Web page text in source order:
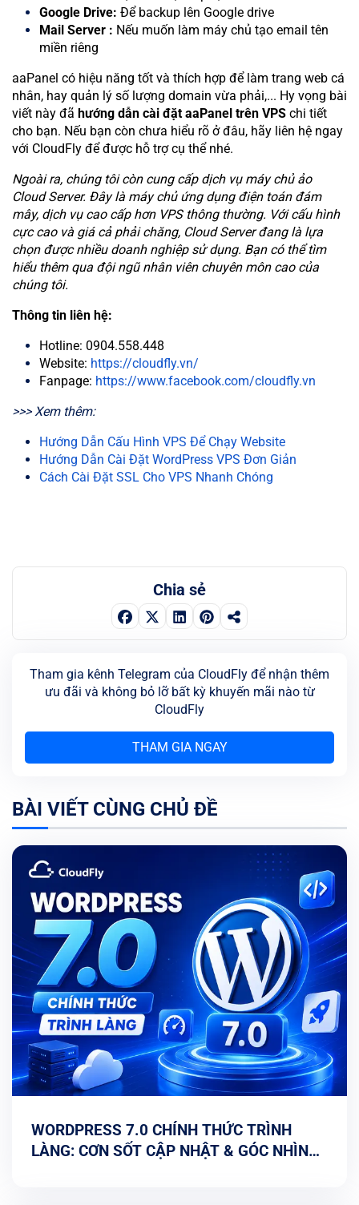
Google Drive: Để backup lên Google drive
Mail Server : Nếu muốn làm máy chủ tạo email tên
miền riêng
aaPanel có hiệu năng tốt và thích hợp để làm trang web cá
nhân, hay quản lý số lượng domain vừa phải,... Hy vọng bài
viết này đã hướng dẫn cài đặt aaPanel trên VPS chi tiết
cho bạn. Nếu bạn còn chưa hiểu rõ ở đâu, hãy liên hệ ngay
với CloudFly để được hỗ trợ cụ thể nhé.
Ngoài ra, chúng tôi còn cung cấp dịch vụ máy chủ ảo
Cloud Server. Đây là máy chủ ứng dụng điện toán đám
mây, dịch vụ cao cấp hơn VPS thông thường. Với cấu hình
cực cao và giá cả phải chăng, Cloud Server đang là lựa
chọn được nhiều doanh nghiệp sử dụng. Bạn có thể tìm
hiểu thêm qua đội ngũ nhân viên chuyên môn cao của
chúng tôi.
Thông tin liên hệ:
Hotline: 0904.558.448
Website: https://cloudfly.vn/
Fanpage: https://www.facebook.com/cloudfly.vn
>>> Xem thêm:
Hướng Dẫn Cấu Hình VPS Để Chạy Website
Hướng Dẫn Cài Đặt WordPress VPS Đơn Giản
Cách Cài Đặt SSL Cho VPS Nhanh Chóng
Chia sẻ
Tham gia kênh Telegram của CloudFly để nhận thêm
ưu đãi và không bỏ lỡ bất kỳ khuyến mãi nào từ
CloudFly
THAM GIA NGAY
BÀI VIẾT CÙNG CHỦ ĐỀ
WORDPRESS 7.0 CHÍNH THỨC TRÌNH
LÀNG: CƠN SỐT CẬP NHẬT & GÓC NHÌN